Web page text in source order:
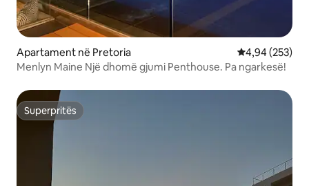
Apartament në Pretoria Vlerësimi
4,94 (253)
Menlyn Maine Një dhomë gjumi Penthouse. Pa ngarkesë!
Superpritës
Superpritës